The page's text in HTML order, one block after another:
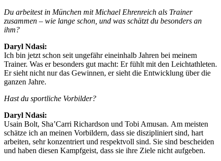
Du arbeitest in München mit Michael Ehrenreich als Trainer
zusammen – wie lange schon, und was schätzt du besonders an
ihm?
Daryl Ndasi:
Ich bin jetzt schon seit ungefähr eineinhalb Jahren bei meinem
Trainer. Was er besonders gut macht: Er fühlt mit den Leichtathleten.
Er sieht nicht nur das Gewinnen, er sieht die Entwicklung über die
ganzen Jahre.
Hast du sportliche Vorbilder?
Daryl Ndasi:
Usain Bolt, Sha’Carri Richardson und Tobi Amusan. Am meisten
schätze ich an meinen Vorbildern, dass sie diszipliniert sind, hart
arbeiten, sehr konzentriert und respektvoll sind. Sie sind bescheiden
und haben diesen Kampfgeist, dass sie ihre Ziele nicht aufgeben.